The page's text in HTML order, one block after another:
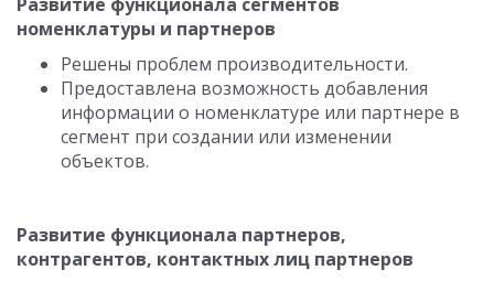
номенклатуры и партнеров
Решены проблем производительности.
Предоставлена возможность добавления
информации о номенклатуре или партнере в
сегмент при создании или изменении
объектов.
Развитие функционала партнеров,
контрагентов, контактных лиц партнеров